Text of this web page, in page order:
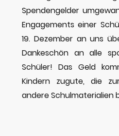
Spendengelder
Engagements einer
19. Dezember an uns
Dankeschön an alle
Schüler! Das Geld
Kindern zugute, die
andere Schulmaterialien